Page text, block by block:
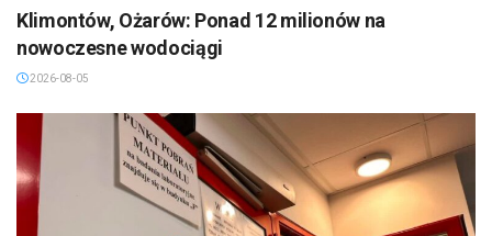
Klimontów, Ożarów: Ponad 12 milionów na
nowoczesne wodociągi
2026-08-05